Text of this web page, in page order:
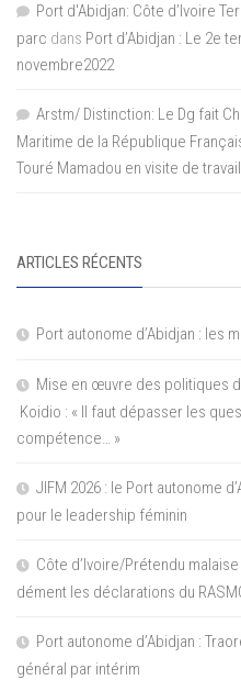
Port d'Abidjan: Côte d’Ivoire
parc dans Port d’Abidjan : Le 2e
novembre2022
Arstm/ Distinction: Le Dg fait
Maritime de la République
Touré Mamadou en visite de travail
ARTICLES RÉCENTS
Port autonome d’Abidjan : les
Mise en œuvre des politiques
Koidio : « Il faut dépasser les
compétence… »
JIFM 2026 : le Port autonome
pour le leadership féminin
Côte d’Ivoire/Prétendu
dément les déclarations du
Port autonome d’Abidjan :
général par intérim